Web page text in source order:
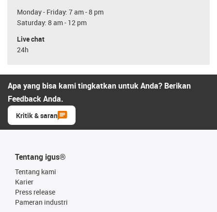
Monday - Friday: 7 am - 8 pm
Saturday: 8 am - 12 pm
Live chat
24h
Apa yang bisa kami tingkatkan untuk Anda? Berikan
Feedback Anda.
Kritik & saran
Tentang igus®
Tentang kami
Karier
Press release
Pameran industri